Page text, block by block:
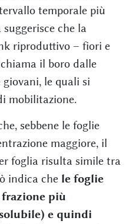
temporale più
che la
riproduttivo – fiori e
il boro dalle
le quali si
mobilitazione.
sebbene le foglie
maggiore, il
foglia risulta simile tra
indica che le foglie
frazione più
e quindi